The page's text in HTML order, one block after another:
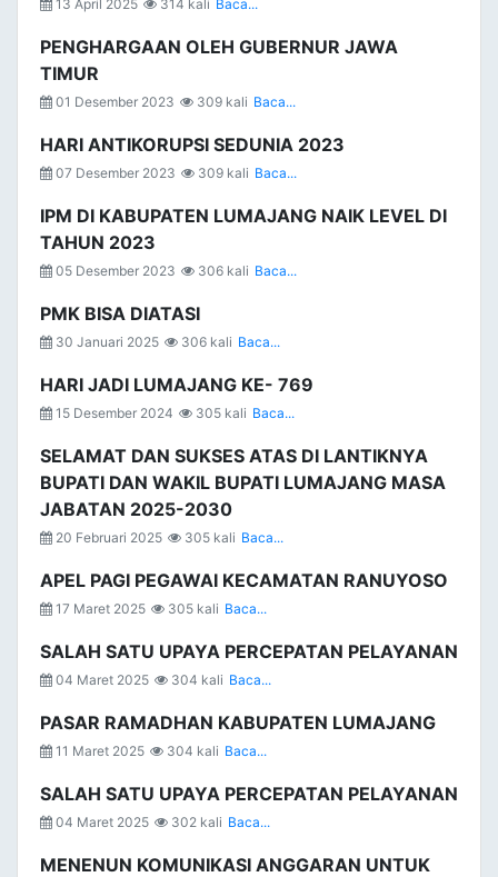
13 April 2025 314 kali Baca...
PENGHARGAAN OLEH GUBERNUR JAWA
TIMUR
01 Desember 2023 309 kali Baca...
HARI ANTIKORUPSI SEDUNIA 2023
07 Desember 2023 309 kali Baca...
IPM DI KABUPATEN LUMAJANG NAIK LEVEL DI
TAHUN 2023
05 Desember 2023 306 kali Baca...
PMK BISA DIATASI
30 Januari 2025 306 kali Baca...
HARI JADI LUMAJANG KE- 769
15 Desember 2024 305 kali Baca...
SELAMAT DAN SUKSES ATAS DI LANTIKNYA
BUPATI DAN WAKIL BUPATI LUMAJANG MASA
JABATAN 2025-2030
20 Februari 2025 305 kali Baca...
APEL PAGI PEGAWAI KECAMATAN RANUYOSO
17 Maret 2025 305 kali Baca...
SALAH SATU UPAYA PERCEPATAN PELAYANAN
04 Maret 2025 304 kali Baca...
PASAR RAMADHAN KABUPATEN LUMAJANG
11 Maret 2025 304 kali Baca...
SALAH SATU UPAYA PERCEPATAN PELAYANAN
04 Maret 2025 302 kali Baca...
MENENUN KOMUNIKASI ANGGARAN UNTUK